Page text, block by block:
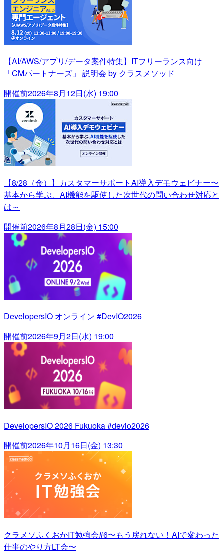
【AI/AWS/アプリ/データ案件特集】ITフリーランス向け
「CMパートナーズ」 説明会 by クラスメソッド
開催前2026年8月12日(水) 19:00
【8/28（金）】カスタマーサポートAI導入デモウェビナー〜
基本から学ぶ、AI機能を駆使した次世代の問い合わせ対応と
は～
開催前2026年8月28日(金) 15:00
DevelopersIO オンライン #DevIO2026
開催前2026年9月2日(水) 19:00
DevelopersIO 2026 Fukuoka #devio2026
開催前2026年10月16日(金) 13:30
クラメソふくおかIT勉強会#6〜もう戻れない！AIで変わった
仕事のやり方LT会〜